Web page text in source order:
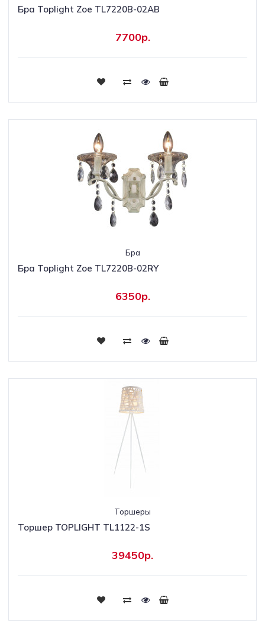
Бра Toplight Zoe TL7220B-02AB
7700р.
Бра
Бра Toplight Zoe TL7220B-02RY
6350р.
Торшеры
Торшер TOPLIGHT TL1122-1S
39450р.